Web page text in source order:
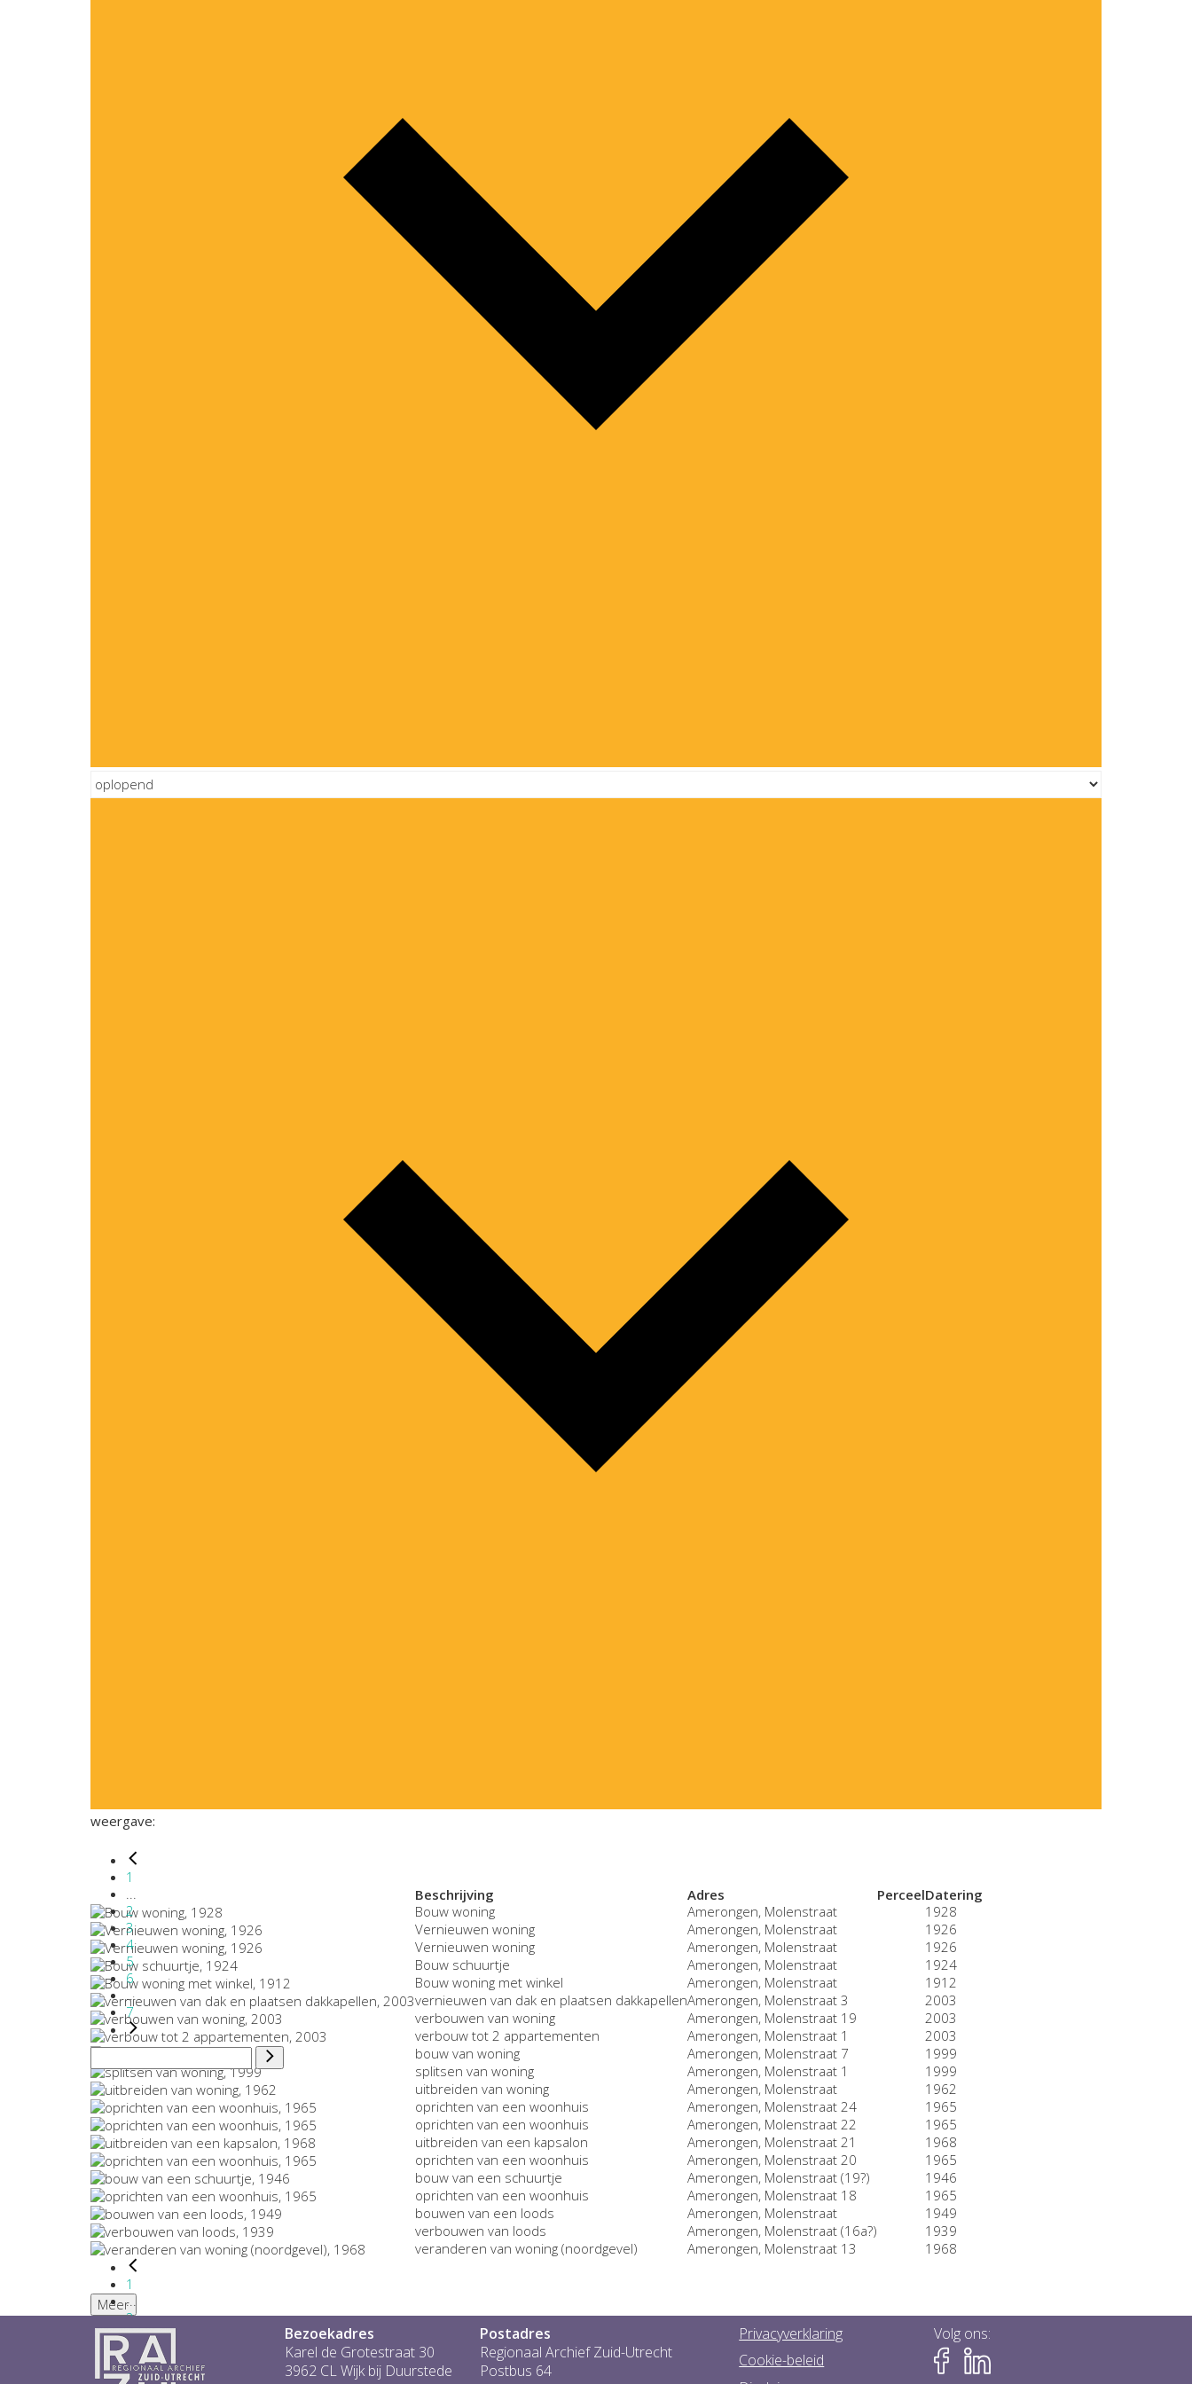
weergave:
1
2
3
4
5
6
...
7
Beschrijving Adres PerceelDatering
Bouw woning
Amerongen, Molenstraat
1928
Vernieuwen woning
Amerongen, Molenstraat
1926
Vernieuwen woning
Amerongen, Molenstraat
1926
Bouw schuurtje
Amerongen, Molenstraat
1924
Bouw woning met winkel
Amerongen, Molenstraat
1912
vernieuwen van dak en plaatsen dakkapellenAmerongen, Molenstraat 3
2003
verbouwen van woning
Amerongen, Molenstraat 19
2003
verbouw tot 2 appartementen
Amerongen, Molenstraat 1
2003
bouw van woning
Amerongen, Molenstraat 7
1999
splitsen van woning
Amerongen, Molenstraat 1
1999
uitbreiden van woning
Amerongen, Molenstraat
1962
oprichten van een woonhuis
Amerongen, Molenstraat 24
1965
oprichten van een woonhuis
Amerongen, Molenstraat 22
1965
uitbreiden van een kapsalon
Amerongen, Molenstraat 21
1968
oprichten van een woonhuis
Amerongen, Molenstraat 20
1965
bouw van een schuurtje
Amerongen, Molenstraat (19?)
1946
oprichten van een woonhuis
Amerongen, Molenstraat 18
1965
bouwen van een loods
Amerongen, Molenstraat
1949
verbouwen van loods
Amerongen, Molenstraat (16a?)
1939
veranderen van woning (noordgevel)
Amerongen, Molenstraat 13
1968
1
...
2
3
4
5
Meer
Bezoekadres
Karel de Grotestraat 30
3962 CL Wijk bij Duurstede
Postadres
Regionaal Archief Zuid-Utrecht
Postbus 64
Privacyverklaring
Cookie-beleid
Volg ons: